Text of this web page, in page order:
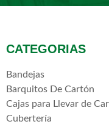
CATEGORIAS
Bandejas
Barquitos De Cartón
Cajas para Llevar de
Cubertería